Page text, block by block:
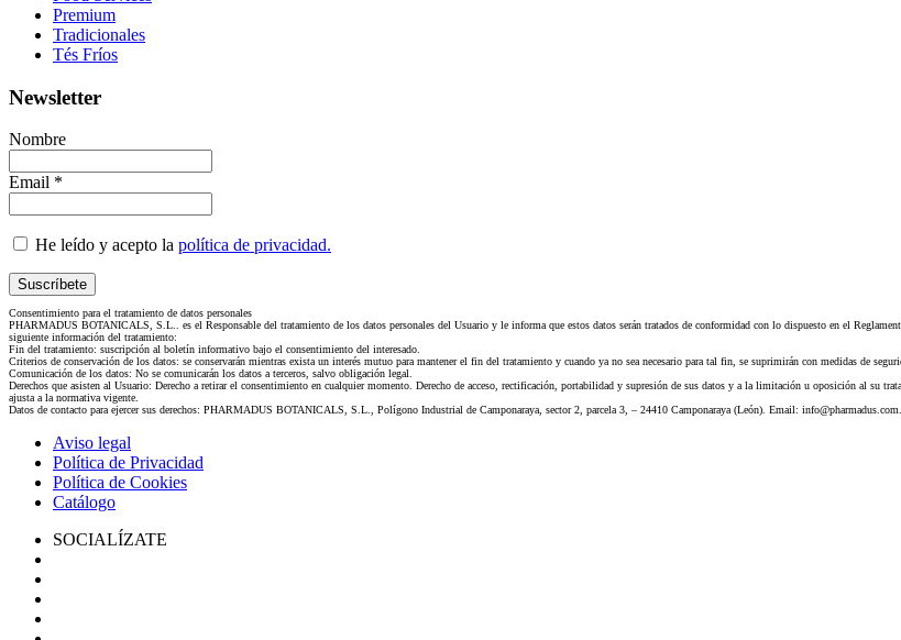
Premium
Tradicionales
Tés Fríos
Newsletter
Nombre
Email *
He leído y acepto la política de privacidad.
Consentimiento para el tratamiento de datos personales
PHARMADUS BOTANICALS, S.L.. es el Responsable del tratamiento de los datos personales del Usuario y le informa que estos datos serán tratados de conformidad con lo dispuesto en el
siguiente información del tratamiento:
Fin del tratamiento: suscripción al boletín informativo bajo el consentimiento del interesado.
Criterios de conservación de los datos: se conservarán mientras exista un interés mutuo para mantener el fin del tratamiento y cuando ya no sea necesario para tal fin, se suprimirán con medidas de
Comunicación de los datos: No se comunicarán los datos a terceros, salvo obligación legal.
Derechos que asisten al Usuario: Derecho a retirar el consentimiento en cualquier momento. Derecho de acceso, rectificación, portabilidad y supresión de sus datos y a la limitación u oposición al su
ajusta a la normativa vigente.
Datos de contacto para ejercer sus derechos: PHARMADUS BOTANICALS, S.L., Polígono Industrial de Camponaraya, sector 2, parcela 3, – 24410 Camponaraya (León). Email: info@pharmadus.com.
Aviso legal
Política de Privacidad
Política de Cookies
Catálogo
SOCIALÍZATE